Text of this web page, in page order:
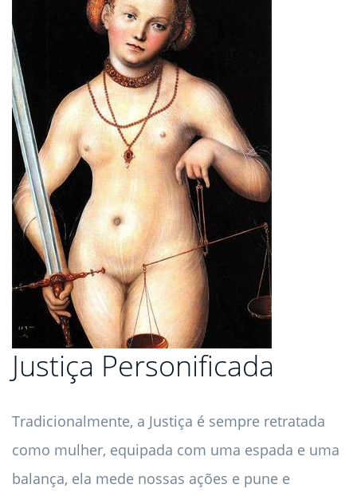
Justiça Personificada
Tradicionalmente, a Justiça é sempre retratada
como mulher, equipada com uma espada e uma
balança, ela mede nossas ações e pune e